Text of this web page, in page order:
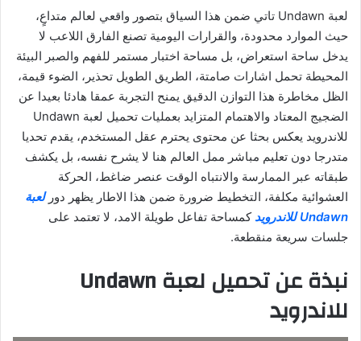
لعبة Undawn تاتي ضمن هذا السياق بتصور واقعي لعالم متداعٍ،
حيث الموارد محدودة، والقرارات اليومية تصنع الفارق اللاعب لا
يدخل ساحة استعراض، بل مساحة اختبار مستمر للفهم والصبر البيئة
المحيطة تحمل اشارات صامتة، الطريق الطويل تحذير، الضوء قيمة،
الظل مخاطرة هذا التوازن الدقيق يمنح التجربة عمقا هادئا بعيدا عن
الضجيج المعتاد والاهتمام المتزايد بعمليات تحميل لعبة Undawn
للاندرويد يعكس بحثا عن محتوى يحترم عقل المستخدم، يقدم تحديا
متدرجا دون تعليم مباشر ممل العالم هنا لا يشرح نفسه، بل يكشف
طبقاته عبر الممارسة والانتباه الوقت عنصر ضاغط، الحركة
العشوائية مكلفة، التخطيط ضرورة ضمن هذا الاطار يظهر دورلعبة
Undawn للاندرويد
كمساحة تفاعل طويلة الامد، لا تعتمد على
جلسات سريعة منقطعة.
نبذة عن تحميل لعبة Undawn
للاندرويد